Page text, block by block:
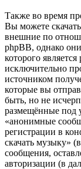
Также во время
Вы можете
внешние по
phpBB, однако
которого
исключительно
источником
которые вы
быть, но не
размещённые под
«анонимные
регистрации в
скачать музыку»
сообщения,
авторизации (в